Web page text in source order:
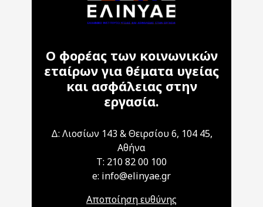
Ο φορέας των κοινωνικών
εταίρων για θέματα υγείας
και ασφάλειας στην
εργασία.
Δ: Λιοσίων 143 & Θειρσίου 6, 104 45,
Αθήνα
T: 210 82 00 100
e: info@elinyae.gr
Αποποίηση ευθύνης